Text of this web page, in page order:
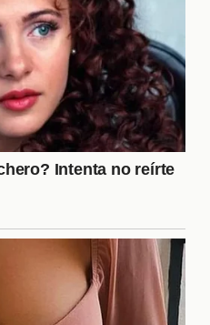
donde comparte su
sobre su tiempo en la
una oportunidad para
sus sentimientos,
vivieron y respondan a
Además, muchos de
públicas tras su
para proyectos
seguir en contacto
también abre puertas
en el mundo del